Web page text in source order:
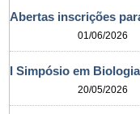
Abertas inscrições
01/06/2026
I Simpósio em
20/05/2026